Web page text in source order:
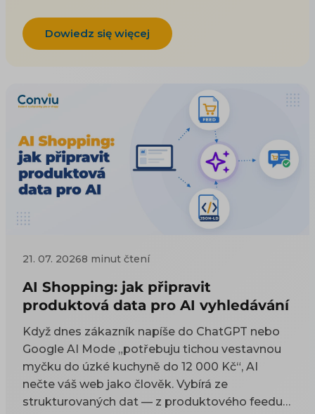
Dowiedz się więcej
21. 07. 20268 minut čtení
AI Shopping: jak připravit
produktová data pro AI vyhledávání
Když dnes zákazník napíše do ChatGPT nebo
Google AI Mode „potřebuju tichou vestavnou
myčku do úzké kuchyně do 12 000 Kč“, AI
nečte váš web jako člověk. Vybírá ze
strukturovaných dat — z produktového feedu a